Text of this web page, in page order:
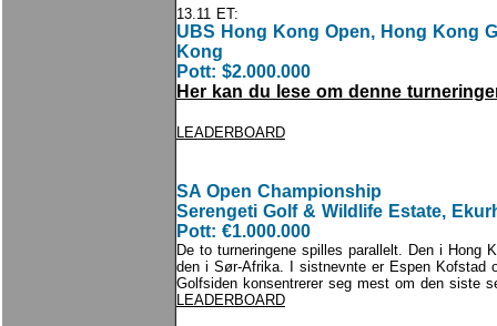
13.11 ET:
UBS Hong Kong Open, Hong Kong
Kong
Pott: $2.000.000
Her kan du lese om denne
LEADERBOARD
SA Open Championship
Serengeti Golf & Wildlife Estate,
Pott: €1.000.000
De to turneringene spilles parallelt. Den i Hong
den i Sør-Afrika. I sistnevnte er Espen Kofstad
Golfsiden konsentrerer seg mest om den siste
LEADERBOARD